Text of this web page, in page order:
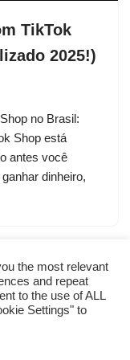
TikTok
2025!)
no Brasil:
Shop está
antes você
dinheiro,
the most relevant
and repeat
to the use of ALL
Settings" to